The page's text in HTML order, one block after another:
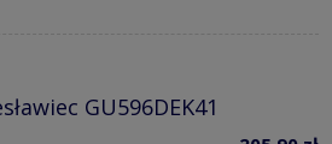
GU596DEK41